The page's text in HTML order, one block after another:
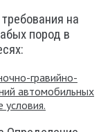
на
пород в
гравийно-
автомобильных
условия.